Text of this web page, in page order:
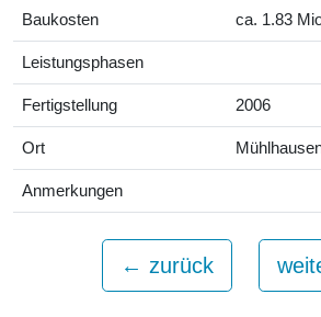
Baukosten ca. 1.83
Leistungsphasen
Fertigstellung 2006
Ort
Anmerkungen
← zurück